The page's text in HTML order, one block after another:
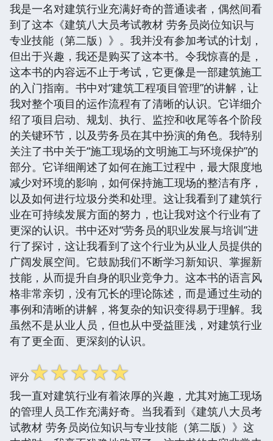
我是一名对建筑行业充满好奇的普通读者，偶然间看
到了这本《建筑八大员考试教材 劳务员岗位知识与
专业技能（第二版）》。我并没有参加考试的计划，
但出于兴趣，我还是购买了这本书。令我惊喜的是，
这本书的内容远不止于考试，它更像是一部建筑施工
的入门指南。书中对“建筑工程项目管理”的讲解，让
我对整个项目的运作流程有了清晰的认识。它详细介
绍了项目启动、规划、执行、监控和收尾等各个阶段
的关键环节，以及劳务员在其中扮演的角色。我特别
关注了书中关于“施工现场的文明施工与环境保护”的
部分。它详细阐述了如何在施工过程中，最大限度地
减少对环境的影响，如何保持施工现场的整洁有序，
以及如何进行垃圾分类和处理。这让我看到了建筑行
业在可持续发展方面的努力，也让我对这个行业有了
更深的认识。书中还对“劳务员的职业发展与培训”进
行了探讨，这让我看到了这个行业为从业人员提供的
广阔发展空间。它鼓励我们不断学习新知识、掌握新
技能，从而提升自身的职业竞争力。这本书的语言风
格非常亲切，没有冗长的理论陈述，而是通过生动的
事例和清晰的讲解，将复杂的知识变得易于理解。我
虽然不是从业人员，但也从中受益匪浅，对建筑行业
有了更全面、更深刻的认识。
评分☆☆☆☆☆
我一直对建筑行业有着浓厚的兴趣，尤其对施工现场
的管理人员工作充满好奇。当我看到《建筑八大员考
试教材 劳务员岗位知识与专业技能（第二版）》这